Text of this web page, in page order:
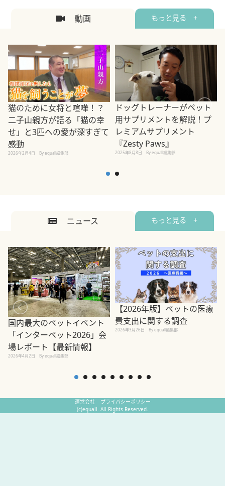
動画 もっと見る +
猫のために女将と喧嘩！？
二子山親方が語る「猫の幸
せ」と3匹への愛が深すぎて
感動
2026年2月4日 By equall編集部
ドッグトレーナーがペット
用サプリメントを解説！プ
レミアムサプリメント
『Zesty Paws』
2025年8月8日 By equall編集部
ニュース もっと見る +
国内最大のペットイベント
「インターペット2026」会
場レポート【最新情報】
2026年4月2日 By equall編集部
【2026年版】ペットの医療
費支出に関する調査
2026年3月26日 By equall編集部
運営会社
プライバシーポリシー
(c)equall. All Rights Reserved.